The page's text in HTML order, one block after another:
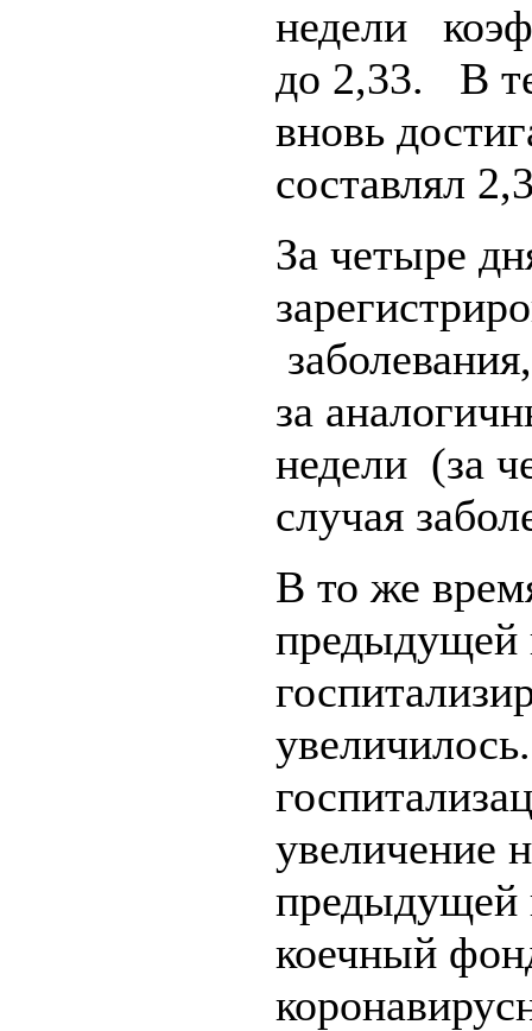
недели
до 2,33. В
вновь
составлял
За четыре
за
недели (за
случая
В то же
предыдущей
увеличение
предыдущей
коечный